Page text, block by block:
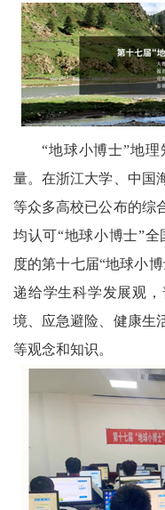
委
消
息
天
府
法
制
天
天
府
“地球小博士”地
量。在浙江大学、中国
等众多高校已公布的综
均认可“地球小博士”全
度的第十七届“地球小
递给学生科学发展观
境、应急避险、健康生
等观念和知识。